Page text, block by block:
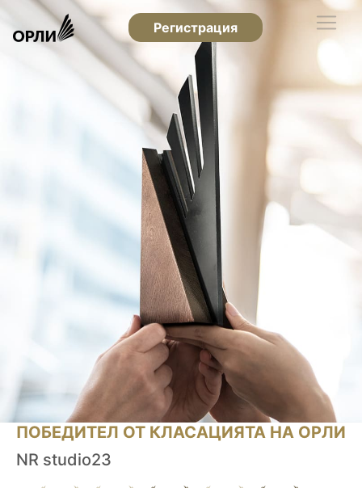
Регистрация
ПОБЕДИТЕЛ ОТ КЛАСАЦИЯТА НА ОРЛИ
NR studio23